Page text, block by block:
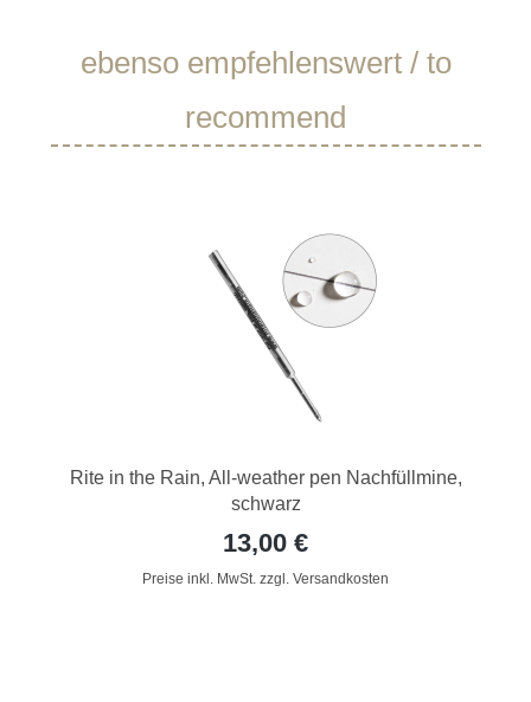
Produktgalerie überspringen
ebenso empfehlenswert / to
recommend
Rite in the Rain, All-weather pen Nachfüllmine,
schwarz
13,00 €
Preise inkl. MwSt. zzgl. Versandkosten